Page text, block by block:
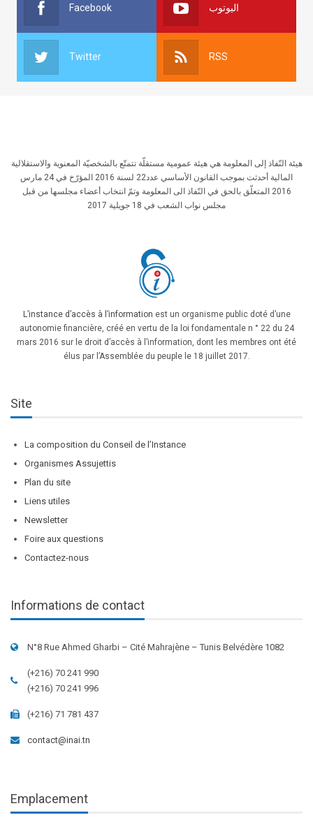
Facebook اليوتوب
Twitter RSS
هيئة النّفاذ إلى المعلومة هي هيئة عمومية مستقلّة تتمتّع بالشخصيّة المعنوية والاستقلالية
المالية أحدثت بموجب القانون الأساسي عدد22 لسنة 2016 المؤرّخ في 24 مارس
2016 المتعلّق بالحق في النّفاذ الى المعلومة وتمّ انتخاب أعضاء مجلسها من قبل
مجلس نواب الشعب في 18 جويلية 2017
L’instance d’accès à l’information est un organisme public doté d’une
autonomie financière, créé en vertu de la loi fondamentale n ° 22 du 24
mars 2016 sur le droit d’accès à l’information, dont les membres ont été
élus par l’Assemblée du peuple le 18 juillet 2017.
Site
La composition du Conseil de l’Instance
Organismes Assujettis
Plan du site
Liens utiles
Newsletter
Foire aux questions
Contactez-nous
Informations de contact
N°8 Rue Ahmed Gharbi – Cité Mahrajène – Tunis Belvédère 1082
(+216) 70 241 990
(+216) 70 241 996
(+216) 71 781 437
contact@inai.tn
Emplacement